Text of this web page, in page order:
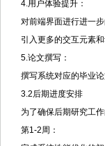
4.用户体验提升：
对前端界面进行进一
引入更多的交互元素
5.论文撰写：
撰写系统对应的毕业论
3.2后期进度安排
为了确保后期研究工
第1-2周：